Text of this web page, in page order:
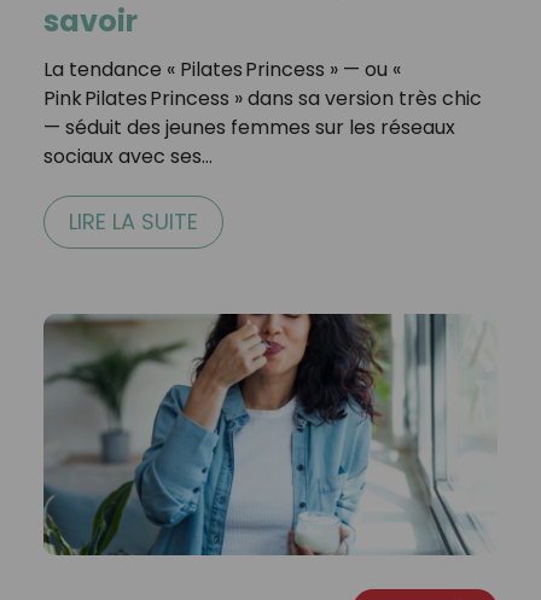
savoir
La tendance « Pilates Princess » — ou «
Pink Pilates Princess » dans sa version très chic
— séduit des jeunes femmes sur les réseaux
sociaux avec ses…
LIRE LA SUITE